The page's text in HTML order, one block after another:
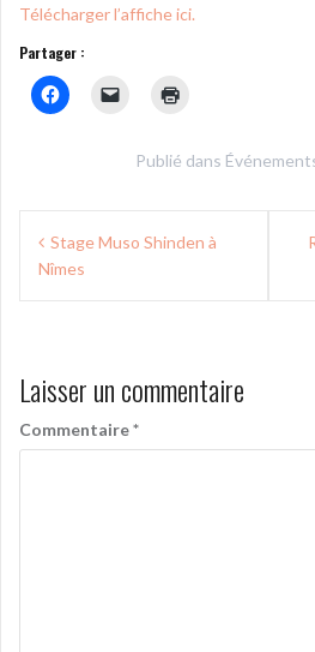
Télécharger l’affiche ici.
Partager :
Publié dans
Navigation
deStage Muso Shinden à
Nîmes
Laisser un commentaire
Commentaire*